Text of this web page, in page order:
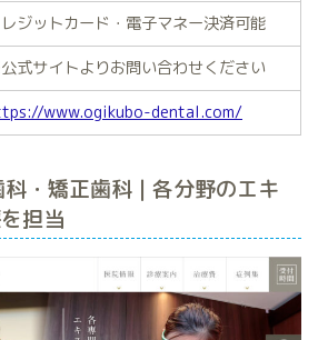
ジットカード・電子マネー決済可能
式サイトよりお問い合わせください
www.ogikubo-dental.com/
・矯正歯科 | 各分野のエキ
担当